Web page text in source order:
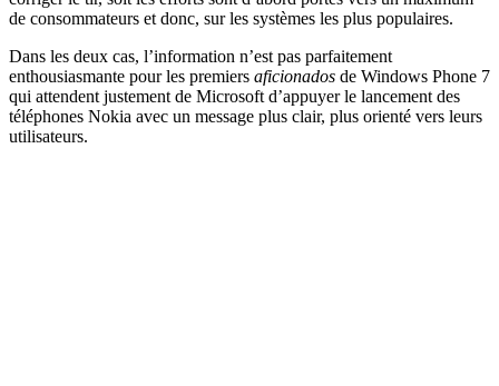
de consommateurs et donc, sur les systèmes les plus populaires.
Dans les deux cas, l’information n’est pas parfaitement
enthousiasmante pour les premiers aficionados de Windows Phone 7
qui attendent justement de Microsoft d’appuyer le lancement des
téléphones Nokia avec un message plus clair, plus orienté vers leurs
utilisateurs.